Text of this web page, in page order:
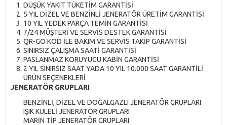
DÜŞÜK YAKIT TÜKETİM GARANTİSİ
5 YIL DİZEL VE BENZİNLİ JENERATÖR ÜRETİM GARANTİSİ
10 YIL YEDEK PARÇA TEMİN GARANTİSİ
7/24 MÜŞTERİ VE SERVİS DESTEK GARANTİSİ
QR-GO KOD İLE BAKIM VE SERVİS TAKİP GARANTİSİ
SINIRSIZ ÇALIŞMA SAATİ GARANTİSİ
PASLANMAZ KORUYUCU KABİN GARANTİSİ
2 YIL SINIRSIZ SAAT YADA 10 YIL 10.000 SAAT GARANTİLİ
ÜRÜN SEÇENEKLERİ
JENERATÖR GRUPLARI
BENZİNLİ, DİZEL VE DOĞALGAZLI JENERATÖR GRUPLARI
IŞIK KULELİ JENERATÖR GRUPLARI
MARİN TİP JENERATÖR GRUPLARI